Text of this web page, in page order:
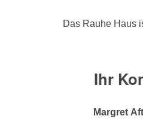
Das Rauhe Haus
Ihr
Margret